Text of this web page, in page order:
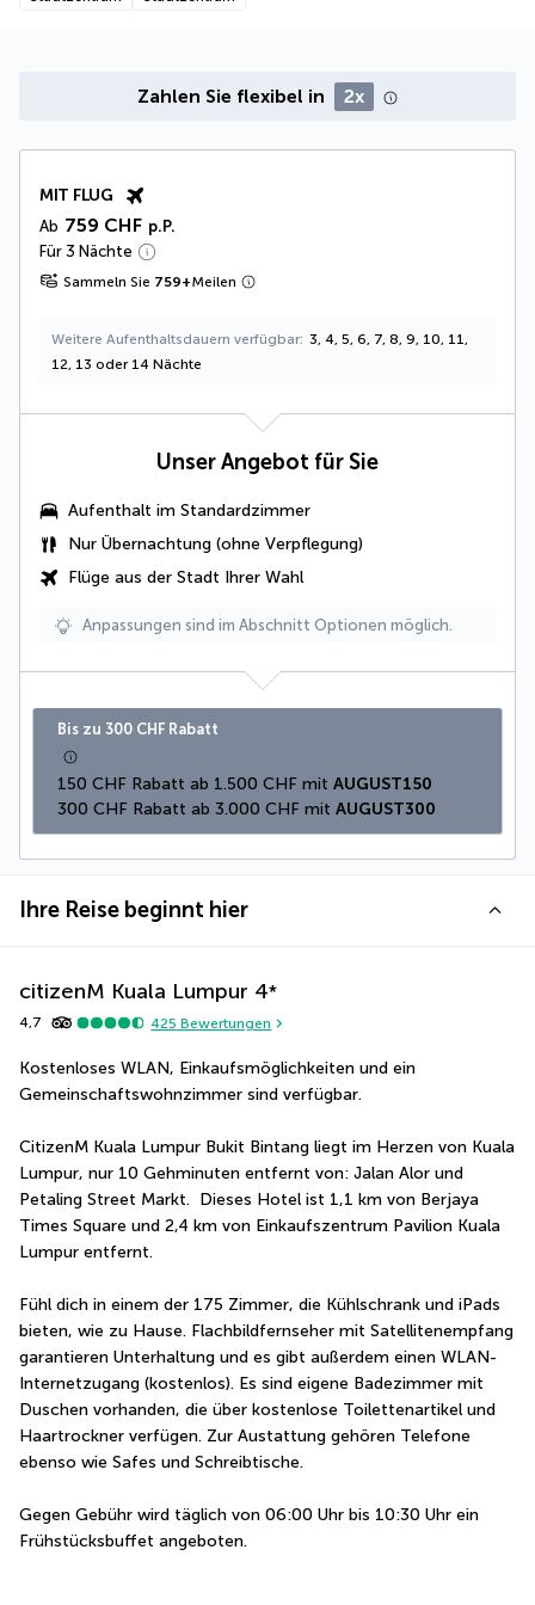
Zahlen Sie flexibel in 2x
MIT FLUG
Ab 759 CHF p.P.
Für 3 Nächte
Sammeln Sie 759+Meilen
Weitere Aufenthaltsdauern verfügbar 3, 4, 5, 6, 7, 8, 9, 10, 11,
12, 13 oder 14 Nächte
Unser Angebot für Sie
Aufenthalt im Standardzimmer
Nur Übernachtung (ohne Verpflegung)
Flüge aus der Stadt Ihrer Wahl
Anpassungen sind im Abschnitt Optionen möglich.
Bis zu 300 CHF Rabatt
150 CHF Rabatt ab 1.500 CHF mit AUGUST150
300 CHF Rabatt ab 3.000 CHF mit AUGUST300
Ihre Reise beginnt hier
citizenM Kuala Lumpur 4*
4,7 425 Bewertungen
Kostenloses WLAN, Einkaufsmöglichkeiten und ein
Gemeinschaftswohnzimmer sind verfügbar.
CitizenM Kuala Lumpur Bukit Bintang liegt im Herzen von Kuala
Lumpur, nur 10 Gehminuten entfernt von: Jalan Alor und
Petaling Street Markt.  Dieses Hotel ist 1,1 km von Berjaya
Times Square und 2,4 km von Einkaufszentrum Pavilion Kuala
Lumpur entfernt.
Fühl dich in einem der 175 Zimmer, die Kühlschrank und iPads
bieten, wie zu Hause. Flachbildfernseher mit Satellitenempfang
garantieren Unterhaltung und es gibt außerdem einen WLAN-
Internetzugang (kostenlos). Es sind eigene Badezimmer mit
Duschen vorhanden, die über kostenlose Toilettenartikel und
Haartrockner verfügen. Zur Austattung gehören Telefone
ebenso wie Safes und Schreibtische.
Gegen Gebühr wird täglich von 06:00 Uhr bis 10:30 Uhr ein
Frühstücksbuffet angeboten.